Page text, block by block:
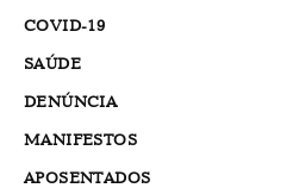
COVID-19
SAÚDE
DENÚNCIA
MANIFESTOS
APOSENTADOS